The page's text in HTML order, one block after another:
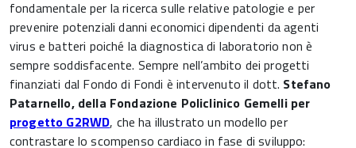
fondamentale per la ricerca sulle relative patologie e per
prevenire potenziali danni economici dipendenti da agenti
virus e batteri poiché la diagnostica di laboratorio non è
sempre soddisfacente. Sempre nell’ambito dei progetti
finanziati dal Fondo di Fondi è intervenuto il dott. Stefano
Patarnello, della Fondazione Policlinico Gemelli per
progetto G2RWD, che ha illustrato un modello per
contrastare lo scompenso cardiaco in fase di sviluppo: